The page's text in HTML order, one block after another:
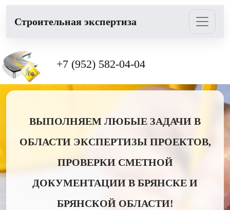
Cтроительная экспертиза
+7 (952) 582-04-04
ВЫПОЛНЯЕМ ЛЮБЫЕ ЗАДАЧИ В
ОБЛАСТИ ЭКСПЕРТИЗЫ ПРОЕКТОВ,
ПРОВЕРКИ СМЕТНОЙ
ДОКУМЕНТАЦИИ В БРЯНСКЕ И
БРЯНСКОЙ ОБЛАСТИ!